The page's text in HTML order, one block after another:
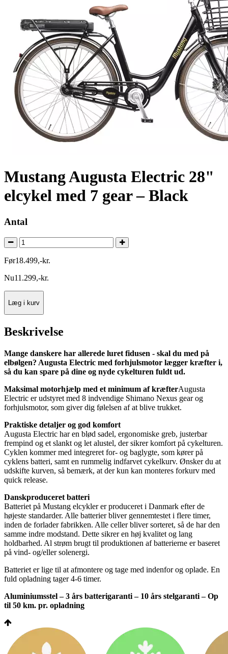
Mustang Augusta Electric 28"
elcykel med 7 gear – Black
Antal
Før18.499,-kr.
Nu11.299,-kr.
Læg i kurv
Beskrivelse
Mange danskere har allerede luret fidusen - skal du med på
elbølgen? Augusta Electric med forhjulsmotor lægger kræfter i,
så du kan spare på dine og nyde cykelturen fuldt ud.
Maksimal motorhjælp med et minimum af kræfterAugusta
Electric er udstyret med 8 indvendige Shimano Nexus gear og
forhjulsmotor, som giver dig følelsen af at blive trukket.
Praktiske detaljer og god komfort
Augusta Electric har en blød sadel, ergonomiske greb, justerbar
frempind og et slankt og let alustel, der sikrer komfort på cykelturen.
Cyklen kommer med integreret for- og baglygte, som kører på
cyklens batteri, samt en rummelig indfarvet cykelkurv. Ønsker du at
udskifte kurven, så bemærk, at der kun kan monteres forkurv med
quick release.
Danskproduceret batteri
Batteriet på Mustang elcykler er produceret i Danmark efter de
højeste standarder. Alle batterier bliver gennemtestet i flere timer,
inden de forlader fabrikken. Alle celler bliver sorteret, så de har den
samme indre modstand. Dette sikrer en høj kvalitet og lang
holdbarhed. Al strøm brugt til produktionen af batterierne er baseret
på vind- og/eller solenergi.
Batteriet er lige til at afmontere og tage med indenfor og oplade. En
fuld opladning tager 4-6 timer.
Aluminiumsstel – 3 års batterigaranti – 10 års stelgaranti – Op
til 50 km. pr. opladning